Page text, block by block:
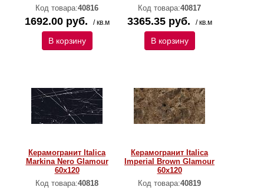
Код товара:40816
1692.00 руб. / кв.м
В корзину
Код товара:40817
3365.35 руб. / кв.м
В корзину
Керамогранит Italica
Markina Nero Glamour
60х120
Код товара:40818
Керамогранит Italica
Imperial Brown Glamour
60х120
Код товара:40819